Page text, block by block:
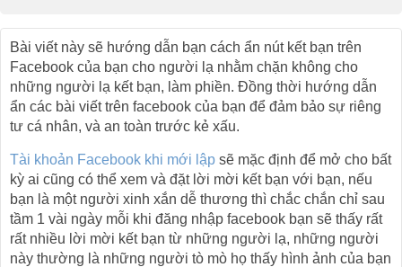
Bài viết này sẽ hướng dẫn bạn cách ẩn nút kết bạn trên
Facebook của bạn cho người lạ nhằm chặn không cho
những người lạ kết bạn, làm phiền. Đồng thời hướng dẫn
ẩn các bài viết trên facebook của bạn để đảm bảo sự riêng
tư cá nhân, và an toàn trước kẻ xấu.
Tài khoản Facebook khi mới lập sẽ mặc định để mở cho bất
kỳ ai cũng có thể xem và đặt lời mời kết bạn với bạn, nếu
bạn là một người xinh xắn dễ thương thì chắc chắn chỉ sau
tầm 1 vài ngày mỗi khi đăng nhập facebook bạn sẽ thấy rất
rất nhiều lời mời kết bạn từ những người lạ, những người
này thường là những người tò mò họ thấy hình ảnh của bạn